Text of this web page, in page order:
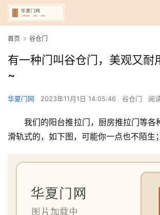
首页 谷仓门
有一种门叫谷仓门，美观又耐
~
华夏门网 2023年11月1日 14:05:46 谷仓门 阅
我们的阳台推拉门，厨房推拉门等各
滑轨式的，如下图，可能你一点也不陌生；